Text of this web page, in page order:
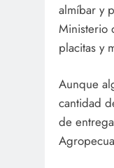
almíbar y
Ministerio
placitas y
Aunque
cantidad
de